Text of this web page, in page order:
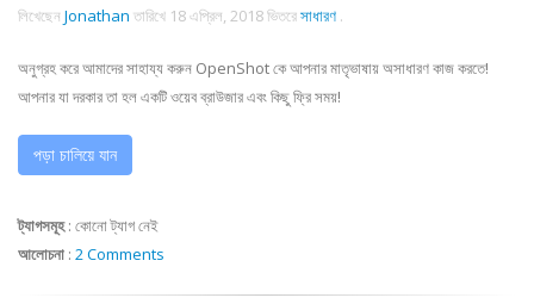
লিখেছেন Jonathan তারিখে 18 এপ্রিল, 2018ভিতরেসাধারণ .
অনুগ্রহ করে আমাদের সাহায্য করুন OpenShot কে আপনার মাতৃভাষায় অসাধারণ কাজ করতে!
আপনার যা দরকার তা হল একটি ওয়েব ব্রাউজার এবং কিছু ফ্রি সময়!
পড়া চালিয়ে যান
ট্যাগসমূহ: কোনো ট্যাগ নেই
আলোচনা : 2 Comments